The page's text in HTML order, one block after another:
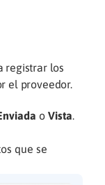
registrar los
el proveedor.
o Vista.
que se